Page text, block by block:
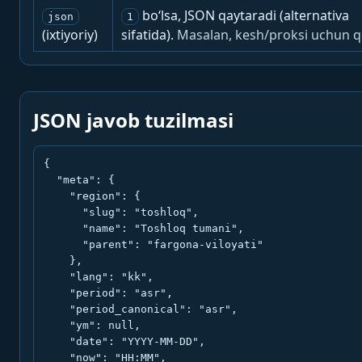
json
(ixtiyoriy)
1
bo‘lsa, JSON qaytaradi (alternativa
sifatida). Masalan, kesh/proksi uchun
JSON javob tuzilmasi
{
  "meta": {
    "region": {
      "slug": "toshloq",
      "name": "Toshloq tumani",
      "parent": "fargona-viloyati"
    },
    "lang": "kk",
    "period": "asr",
    "period_canonical": "asr",
    "ym": null,
    "date": "YYYY-MM-DD",
    "now": "HH:MM",